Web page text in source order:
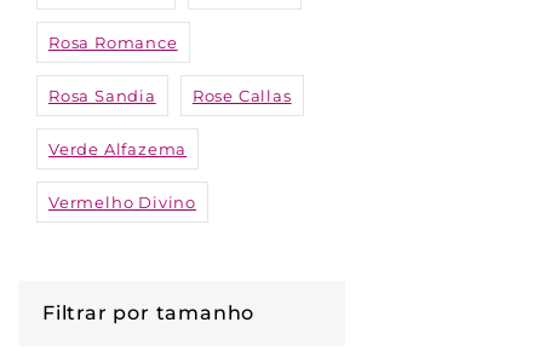
Rosa Romance
Rosa Sandia Rose Callas
Verde Alfazema
Vermelho Divino
Filtrar por tamanho